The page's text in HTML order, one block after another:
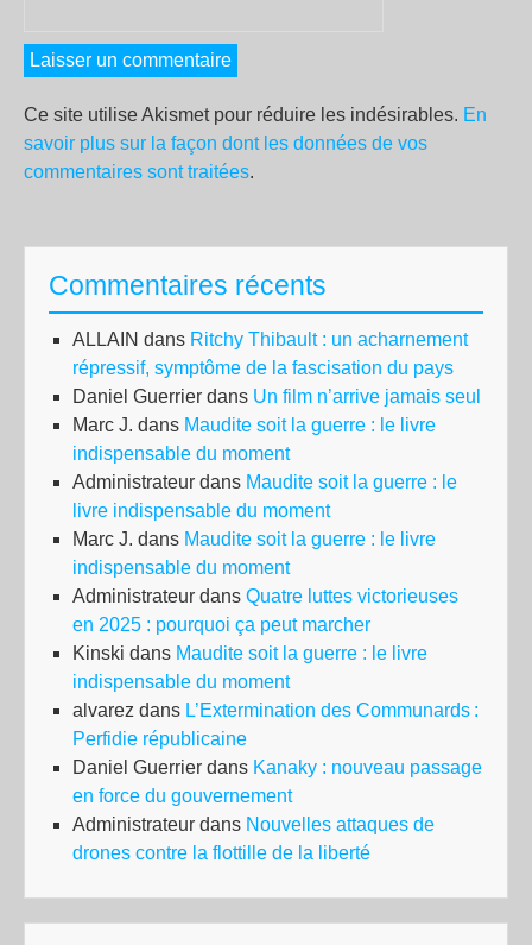
Ce site utilise Akismet pour réduire les indésirables. En
savoir plus sur la façon dont les données de vos
commentaires sont traitées.
Commentaires récents
ALLAIN dans Ritchy Thibault : un acharnement
répressif, symptôme de la fascisation du pays
Daniel Guerrier dans Un film n’arrive jamais seul
Marc J. dans Maudite soit la guerre : le livre
indispensable du moment
Administrateur dans Maudite soit la guerre : le
livre indispensable du moment
Marc J. dans Maudite soit la guerre : le livre
indispensable du moment
Administrateur dans Quatre luttes victorieuses
en 2025 : pourquoi ça peut marcher
Kinski dans Maudite soit la guerre : le livre
indispensable du moment
alvarez dans L’Extermination des Communards :
Perfidie républicaine
Daniel Guerrier dans Kanaky : nouveau passage
en force du gouvernement
Administrateur dans Nouvelles attaques de
drones contre la flottille de la liberté